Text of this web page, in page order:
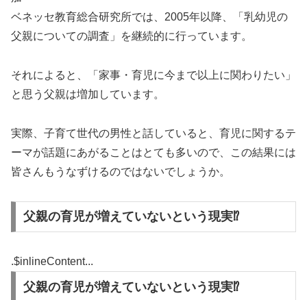
ベネッセ教育総合研究所では、2005年以降、「乳幼児の
父親についての調査」を継続的に行っています。
それによると、「家事・育児に今まで以上に関わりたい」
と思う父親は増加しています。
実際、子育て世代の男性と話していると、育児に関するテ
ーマが話題にあがることはとても多いので、この結果には
皆さんもうなずけるのではないでしょうか。
父親の育児が増えていないという現実⁉︎
.$inlineContent...
父親の育児が増えていないという現実⁉︎